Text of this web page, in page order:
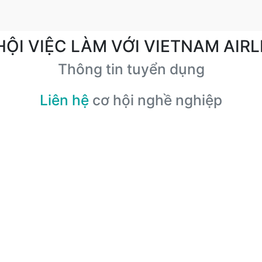
VIỆC LÀM VỚI VIETNAM
Thông tin tuyển dụng
Liên hệ cơ hội nghề nghiệp